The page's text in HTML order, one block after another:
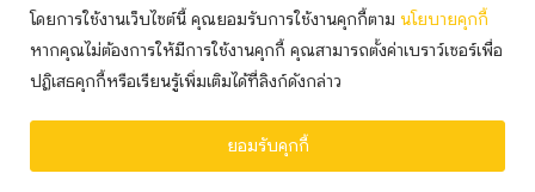
สงวนลิขสิทธิ์ © 2568 ไทยมั่งคั่งดอทคอม
ข้อกำหนดและเงื่อนไข นโยบายคุกกี้ (Cookie Policy) แลกลิ้ง
โดยการใช้งานเว็บไซต์นี้ คุณยอมรับการใช้งานคุกกี้ตาม นโยบายคุกกี้
หากคุณไม่ต้องการให้มีการใช้งานคุกกี้ คุณสามารถตั้งค่าเบราว์เซอร์เพื่อ
ปฏิเสธคุกกี้หรือเรียนรู้เพิ่มเติมได้ที่ลิงก์ดังกล่าว
ยอมรับคุกกี้